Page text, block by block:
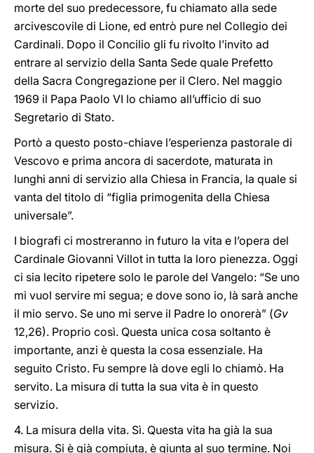
morte del suo predecessore, fu chiamato alla sede
arcivescovile di Lione, ed entrò pure nel Collegio dei
Cardinali. Dopo il Concilio gli fu rivolto l’invito ad
entrare al servizio della Santa Sede quale Prefetto
della Sacra Congregazione per il Clero. Nel maggio
1969 il Papa Paolo VI lo chiamo all’ufficio di suo
Segretario di Stato.
Portò a questo posto-chiave l’esperienza pastorale di
Vescovo e prima ancora di sacerdote, maturata in
lunghi anni di servizio alla Chiesa in Francia, la quale si
vanta del titolo di “figlia primogenita della Chiesa
universale”.
I biografi ci mostreranno in futuro la vita e l’opera del
Cardinale Giovanni Villot in tutta la loro pienezza. Oggi
ci sia lecito ripetere solo le parole del Vangelo: “Se uno
mi vuol servire mi segua; e dove sono io, là sarà anche
il mio servo. Se uno mi serve il Padre lo onorerà” (Gv
12,26). Proprio così. Questa unica cosa soltanto è
importante, anzi è questa la cosa essenziale. Ha
seguito Cristo. Fu sempre là dove egli lo chiamò. Ha
servito. La misura di tutta la sua vita è in questo
servizio.
4. La misura della vita. Sì. Questa vita ha già la sua
misura. Si è già compiuta, è giunta al suo termine. Noi